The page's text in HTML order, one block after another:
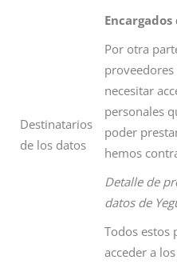
Destinatarios
de los datos
Por otra
proveedores
necesitar
personales
poder
hemos
Detalle de
datos de
Todos estos
acceder a